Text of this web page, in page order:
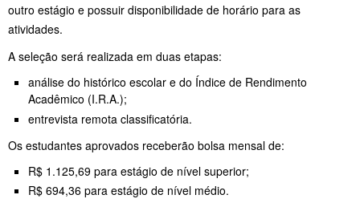
outro estágio e possuir disponibilidade de horário para as
atividades.
A seleção será realizada em duas etapas:
análise do histórico escolar e do Índice de Rendimento
Acadêmico (I.R.A.);
entrevista remota classificatória.
Os estudantes aprovados receberão bolsa mensal de:
R$ 1.125,69 para estágio de nível superior;
R$ 694,36 para estágio de nível médio.